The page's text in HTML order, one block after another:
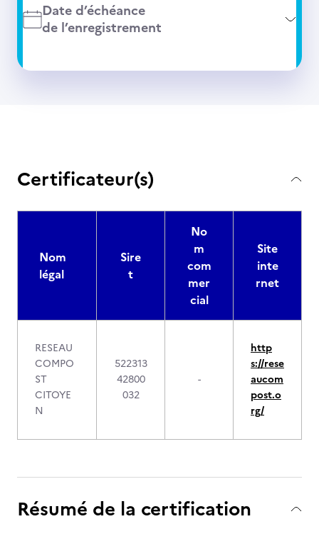
Date d’échéance
de l’enregistrement
Certificateur(s)
Nom
légal
Sire
t
No
m
com
mer
cial
Site
inte
rnet
RESEAU
COMPO
ST
CITOYE
N
522313
42800
032
-
http
s://rese
aucom
post.o
rg/
Résumé de la certification